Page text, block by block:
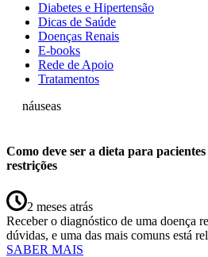
Diabetes e Hipertensão
Dicas de Saúde
Doenças Renais
E-books
Rede de Apoio
Tratamentos
náuseas
Como deve ser a dieta para
restrições
2 meses atrás
Receber o diagnóstico de uma doença
dúvidas, e uma das mais comuns está
SABER MAIS